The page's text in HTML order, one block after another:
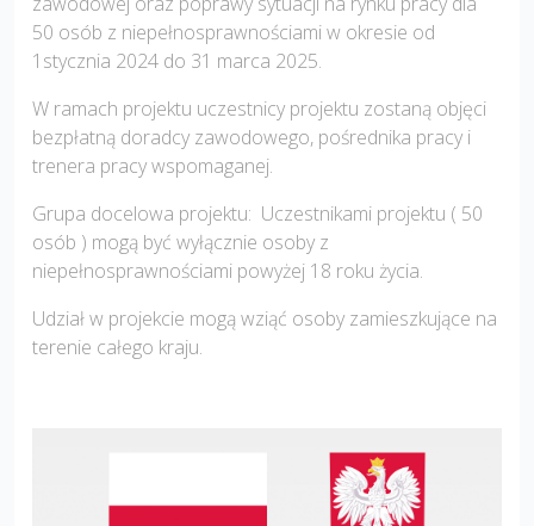
50 osób z niepełnosprawnościami w okresie od
1stycznia 2024 do 31 marca 2025.
W ramach projektu uczestnicy projektu zostaną objęci
bezpłatną doradcy zawodowego, pośrednika pracy i
trenera pracy wspomaganej.
Grupa docelowa projektu: Uczestnikami projektu ( 50
osób ) mogą być wyłącznie osoby z
niepełnosprawnościami powyżej 18 roku życia.
Udział w projekcie mogą wziąć osoby zamieszkujące na
terenie całego kraju.